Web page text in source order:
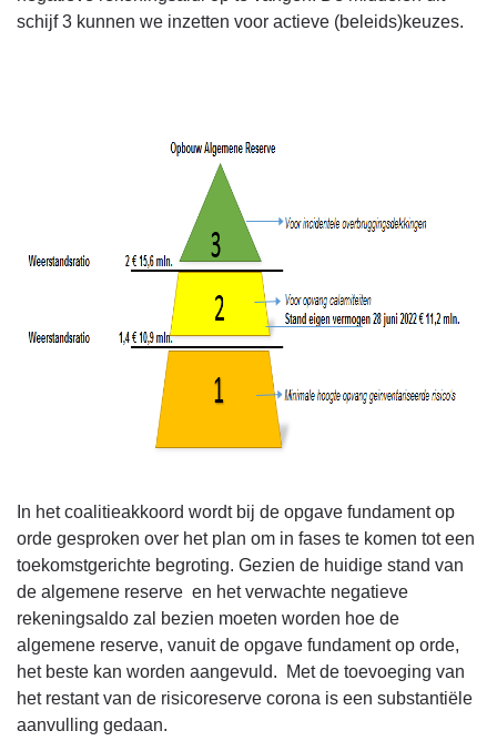
schijf 3 kunnen we inzetten voor actieve (beleids)keuzes.
In het coalitieakkoord wordt bij de opgave fundament op
orde gesproken over het plan om in fases te komen tot een
toekomstgerichte begroting. Gezien de huidige stand van
de algemene reserve en het verwachte negatieve
rekeningsaldo zal bezien moeten worden hoe de
algemene reserve, vanuit de opgave fundament op orde,
het beste kan worden aangevuld. Met de toevoeging van
het restant van de risicoreserve corona is een substantiële
aanvulling gedaan.